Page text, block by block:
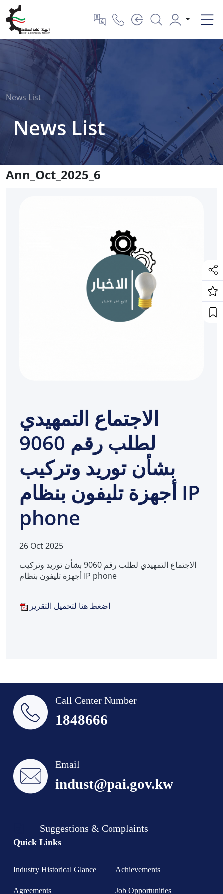
News List
News List
Ann_Oct_2025_6
الاجتماع التمهيدي
لطلب رقم 9060
بشأن توريد وتركيب
أجهزة تليفون بنظام IP
phone
26 Oct 2025
الاجتماع التمهيدي لطلب رقم 9060 بشأن توريد وتركيب
أجهزة تليفون بنظام IP phone
اضغط هنا لتحميل التقرير
Call Center Number
1848666
Email
indust@pai.gov.kw
Suggestions & Complaints
Quick Links
Industry Historical Glance
Agreements
Achievements
Job Opportunities